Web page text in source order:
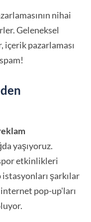
nihai
Geleneksel
içerik pazarlaması
yaşıyoruz.
etkinlikleri
şarkılar
internet pop-up'ları